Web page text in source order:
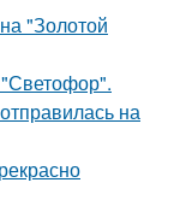
"Золотой
на